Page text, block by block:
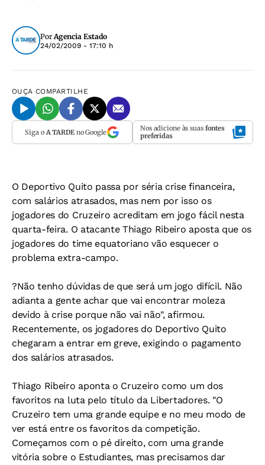
PorAgencia Estado
24/02/2009 - 17:10 h
OUÇA COMPARTILHE
Siga o A TARDEno Google Nos adicione às suas fontes
preferidas
O Deportivo Quito passa por séria crise financeira,
com salários atrasados, mas nem por isso os
jogadores do Cruzeiro acreditam em jogo fácil nesta
quarta-feira. O atacante Thiago Ribeiro aposta que os
jogadores do time equatoriano vão esquecer o
problema extra-campo.
?Não tenho dúvidas de que será um jogo difícil. Não
adianta a gente achar que vai encontrar moleza
devido à crise porque não vai não", afirmou.
Recentemente, os jogadores do Deportivo Quito
chegaram a entrar em greve, exigindo o pagamento
dos salários atrasados.
Thiago Ribeiro aponta o Cruzeiro como um dos
favoritos na luta pelo título da Libertadores. "O
Cruzeiro tem uma grande equipe e no meu modo de
ver está entre os favoritos da competição.
Começamos com o pé direito, com uma grande
vitória sobre o Estudiantes, mas precisamos dar